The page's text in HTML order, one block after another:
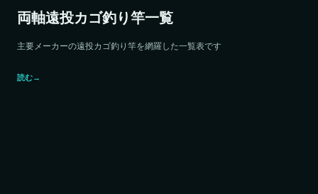
両軸遠投カゴ釣り竿一覧
主要メーカーの遠投カゴ釣り竿を網羅した一覧表です
読む→